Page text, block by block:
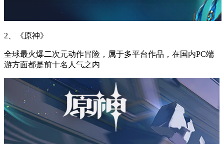
2、《原神》
全球最火爆二次元动作冒险，属于多平台作品，在国内PC端
游方面都是前十名人气之内